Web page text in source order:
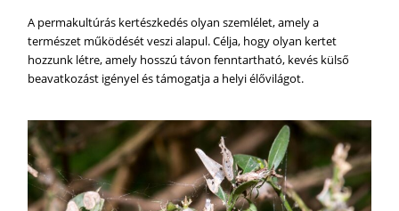
A permakultúrás kertészkedés olyan szemlélet, amely a
természet működését veszi alapul. Célja, hogy olyan kertet
hozzunk létre, amely hosszú távon fenntartható, kevés külső
beavatkozást igényel és támogatja a helyi élővilágot.